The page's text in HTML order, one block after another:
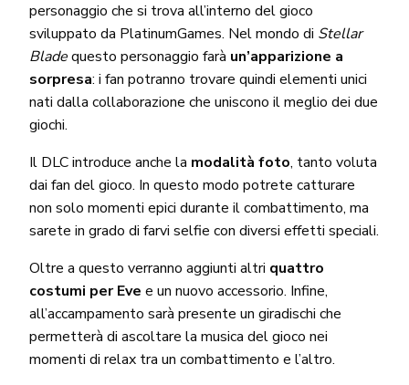
personaggio che si trova all’interno del gioco
sviluppato da PlatinumGames. Nel mondo di Stellar
Bladequesto personaggio farà un’apparizione a
sorpresa: i fan potranno trovare quindi elementi unici
nati dalla collaborazione che uniscono il meglio dei due
giochi.
Il DLC introduce anche la modalità foto, tanto voluta
dai fan del gioco. In questo modo potrete catturare
non solo momenti epici durante il combattimento, ma
sarete in grado di farvi selfie con diversi effetti speciali.
Oltre a questo verranno aggiunti altri quattro
costumi per Eve e un nuovo accessorio. Infine,
all’accampamento sarà presente un giradischi che
permetterà di ascoltare la musica del gioco nei
momenti di relax tra un combattimento e l’altro.